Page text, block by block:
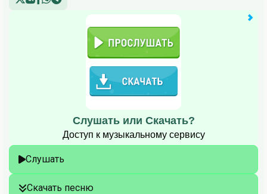
Слушать или Скачать?
Доступ к музыкальному сервису
Слушать
Скачать песню